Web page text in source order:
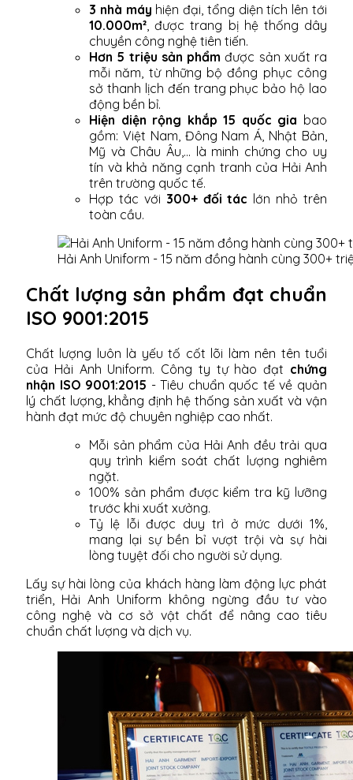
3 nhà máy hiện đại, tổng diện tích lên tới
10.000m² , được trang bị hệ thống dây
chuyền công nghệ tiên tiến.
Hơn 5 triệu sản phẩm được sản xuất ra
mỗi năm, từ những bộ đồng phục công
sở thanh lịch đến trang phục bảo hộ lao
động bền bỉ.
Hiện diện rộng khắp 15 quốc gia bao
gồm: Việt Nam, Đông Nam Á, Nhật Bản,
Mỹ và Châu Âu,... là minh chứng cho uy
tín và khả năng cạnh tranh của Hải Anh
trên trường quốc tế.
Hợp tác với 300+ đối tác lớn nhỏ trên
toàn cầu.
Hải Anh Uniform - 15 năm đồng hành cùng 300+
Chất lượng sản phẩm đạt chuẩn
ISO 9001:2015
Chất lượng luôn là yếu tố cốt lõi làm nên tên tuổi
của Hải Anh Uniform. Công ty tự hào đạt chứng
nhận ISO 9001:2015 - Tiêu chuẩn quốc tế về quản
lý chất lượng, khẳng định hệ thống sản xuất và vận
hành đạt mức độ chuyên nghiệp cao nhất.
Mỗi sản phẩm của Hải Anh đều trải qua
quy trình kiểm soát chất lượng nghiêm
ngặt.
100% sản phẩm được kiểm tra kỹ lưỡng
trước khi xuất xưởng.
Tỷ lệ lỗi được duy trì ở mức dưới 1%,
mang lại sự bền bỉ vượt trội và sự hài
lòng tuyệt đối cho người sử dụng.
Lấy sự hài lòng của khách hàng làm động lực phát
triển, Hải Anh Uniform không ngừng đầu tư vào
công nghệ và cơ sở vật chất để nâng cao tiêu
chuẩn chất lượng và dịch vụ.